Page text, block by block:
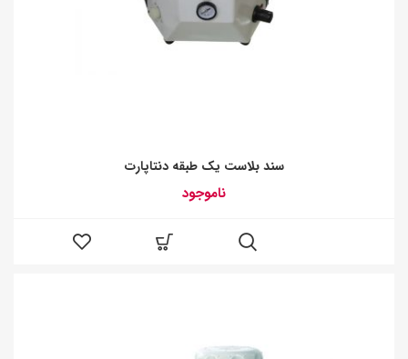
سند بلاست یک طبقه دنتاپارت
ناموجود